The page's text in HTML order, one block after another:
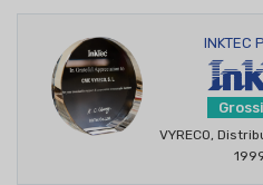
INKTEC
VYRECO,